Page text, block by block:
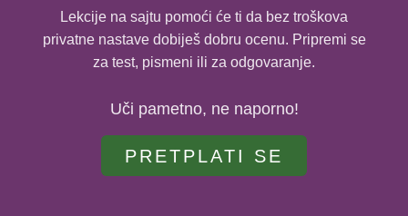
Lekcije na sajtu pomoći će ti da bez troškova
privatne nastave dobiješ dobru ocenu. Pripremi se
za test, pismeni ili za odgovaranje.
Uči pametno, ne naporno!
PRETPLATI SE